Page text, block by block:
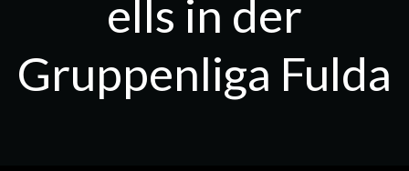
ells in der
Gruppenliga Fulda